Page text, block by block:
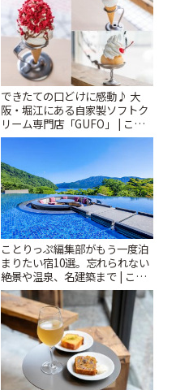
できたての口どけに感動♪ 大
阪・堀江にある自家製ソフトク
リーム専門店「GUFO」 | こと
りっぷ
ことりっぷ編集部がもう一度泊
まりたい宿10選。忘れられない
絶景や温泉、名建築まで | こと
りっぷ